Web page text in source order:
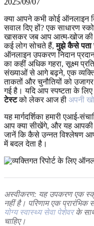
क्या आपने कभी कोई ऑनलाइन
सवाल दिए हों? एक साधारण
खासकर जब आप आत्म-खोज की
कई लोग सोचते हैं,मुझे कैसे पता
ऑनलाइन उपकरण निदान
का कहीं अधिक गहरा, सूक्ष्म
संख्याओं से आगे बढ़ने, एक
ताकतों और चुनौतियों को
गई है। यदि आप स्पष्टता के
टेस्टको लेकर आज ही अपनी
यह मार्गदर्शिका हमारी एआई-
आप क्या सीखेंगे, और यह
जानें कि कैसे उन्नत विश्लेषण
में बदल देता है।
अस्वीकरण: यह उपकरण एक
नहीं है। परिणाम एक
योग्य स्वास्थ्य सेवा पेशेवरके साथ
चाहिए।